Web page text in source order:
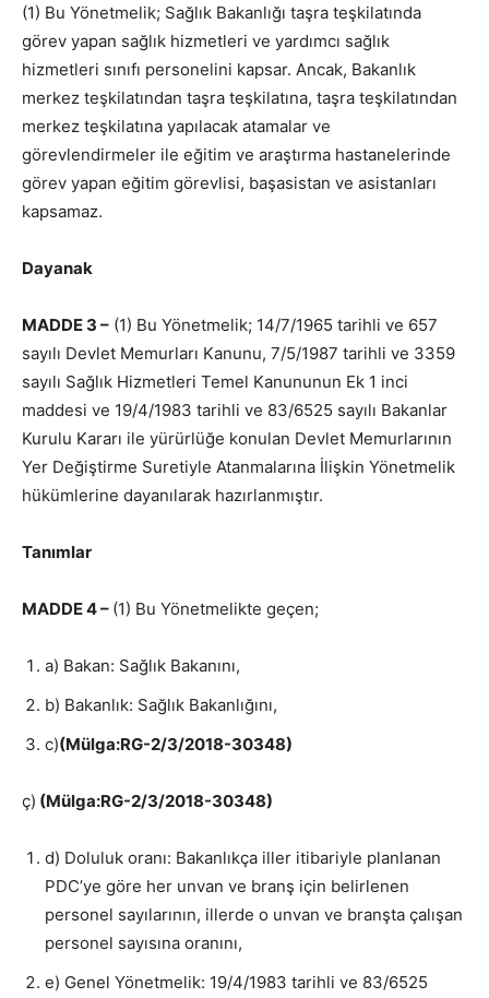
(1) Bu Yönetmelik; Sağlık Bakanlığı taşra teşkilatında
görev yapan sağlık hizmetleri ve yardımcı sağlık
hizmetleri sınıfı personelini kapsar. Ancak, Bakanlık
merkez teşkilatından taşra teşkilatına, taşra teşkilatından
merkez teşkilatına yapılacak atamalar ve
görevlendirmeler ile eğitim ve araştırma hastanelerinde
görev yapan eğitim görevlisi, başasistan ve asistanları
kapsamaz.
Dayanak
MADDE 3 – (1) Bu Yönetmelik; 14/7/1965 tarihli ve 657
sayılı Devlet Memurları Kanunu, 7/5/1987 tarihli ve 3359
sayılı Sağlık Hizmetleri Temel Kanununun Ek 1 inci
maddesi ve 19/4/1983 tarihli ve 83/6525 sayılı Bakanlar
Kurulu Kararı ile yürürlüğe konulan Devlet Memurlarının
Yer Değiştirme Suretiyle Atanmalarına İlişkin Yönetmelik
hükümlerine dayanılarak hazırlanmıştır.
Tanımlar
MADDE 4 – (1) Bu Yönetmelikte geçen;
a) Bakan: Sağlık Bakanını,
b) Bakanlık: Sağlık Bakanlığını,
c)(Mülga:RG-2/3/2018-30348)
ç) (Mülga:RG-2/3/2018-30348)
d) Doluluk oranı: Bakanlıkça iller itibariyle planlanan
PDC’ye göre her unvan ve branş için belirlenen
personel sayılarının, illerde o unvan ve branşta çalışan
personel sayısına oranını,
e) Genel Yönetmelik: 19/4/1983 tarihli ve 83/6525